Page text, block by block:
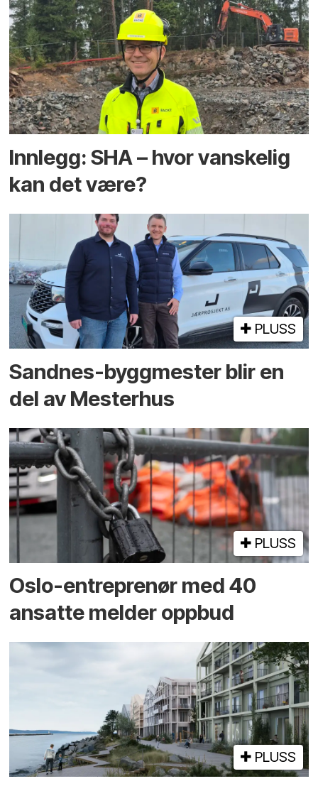
Innlegg: SHA – hvor vanskelig
kan det være?
PLUSS
Sandnes-byggmester blir en
del av Mesterhus
PLUSS
Oslo-entreprenør med 40
ansatte melder oppbud
PLUSS